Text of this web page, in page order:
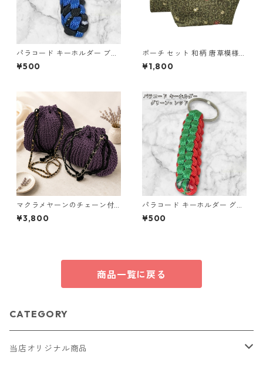
パラコード キーホルダー ブル
ー ブラック 編み込み s31
¥500
ポーチ セット 和柄 唐草模様
カエル柄 化粧ポーチ 小物入れ
マチあり マチなし o62 布小物
¥1,800
マクラメヤーンのチェーン付
ポーチ大小セット(紫) 巾着 布
小物 ハンドメイド 国産 本革
¥3,800
パラコード キーホルダー グリ
ーン レッド 編み込み s23
¥500
商品一覧に戻る
CATEGORY
当店オリジナル商品